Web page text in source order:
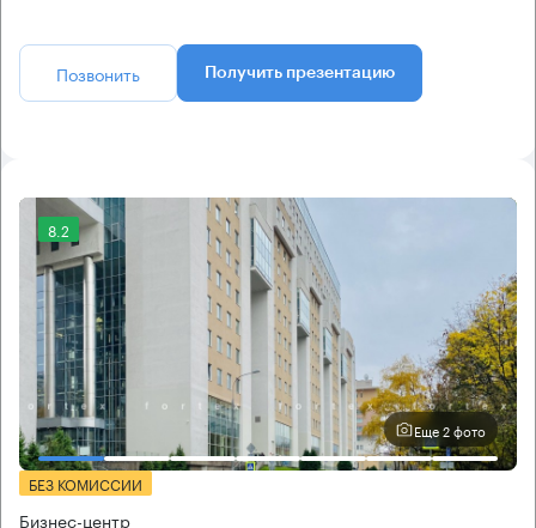
Позвонить Получить презентацию
8.2
Еще 2 фото
БЕЗ КОМИССИИ
Бизнес-центр